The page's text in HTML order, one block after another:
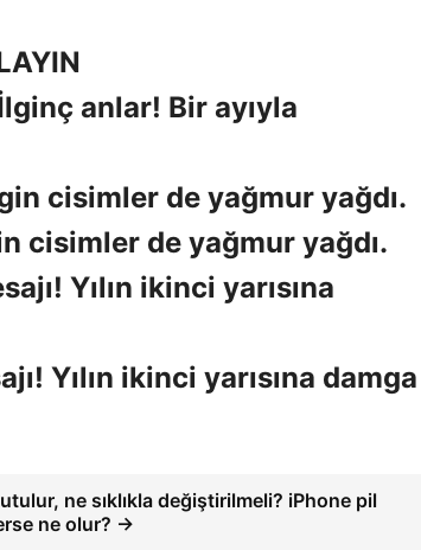
anlar! Bir ayıyla
cisimler de yağmur yağdı.
Yılın ikinci yarısına damga
ne sıklıkla değiştirilmeli? iPhone pil
ne olur? →